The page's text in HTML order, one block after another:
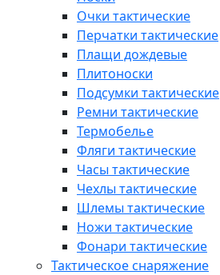
Очки тактические
Перчатки тактические
Плащи дождевые
Плитоноски
Подсумки тактические
Ремни тактические
Термобелье
Фляги тактические
Часы тактические
Чехлы тактические
Шлемы тактические
Ножи тактические
Фонари тактические
Тактическое снаряжение